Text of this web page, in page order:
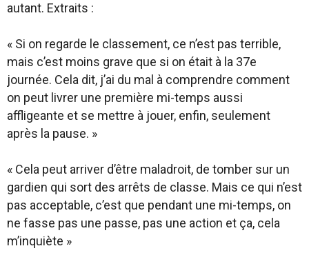
autant. Extraits :
« Si on regarde le classement, ce n’est pas terrible,
mais c’est moins grave que si on était à la 37e
journée. Cela dit, j’ai du mal à comprendre comment
on peut livrer une première mi-temps aussi
affligeante et se mettre à jouer, enfin, seulement
après la pause. »
« Cela peut arriver d’être maladroit, de tomber sur un
gardien qui sort des arrêts de classe. Mais ce qui n’est
pas acceptable, c’est que pendant une mi-temps, on
ne fasse pas une passe, pas une action et ça, cela
m’inquiète »